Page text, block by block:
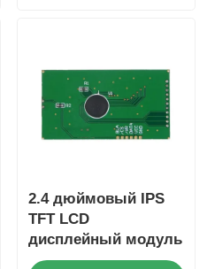
2.4 дюймовый IPS
TFT LCD
дисплейный модуль
с 16-битной